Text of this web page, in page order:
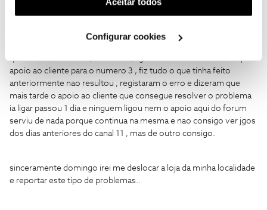
utilização dos cookies clicando em "Configurar
Configurar cookies
de casa começa a fazer sinais e depois a chamada cai e agora o
telefone da minha mae nao conhece o Cartao SIM dela que e da
apoio ao cliente para o numero 3 , fiz tudo o que tinha feito
anteriormente nao resultou , registaram o erro e dizeram que
mais tarde o apoio ao cliente que consegue resolver o problema
ia ligar passou 1 dia e ninguem ligou nem o apoio aqui do forum
serviu de nada porque continua na mesma e nao consigo ver jgos
dos dias anteriores do canal 11 , mas de outro consigo.
sinceramente domingo irei me deslocar a loja da minha localidade
e reportar este tipo de problemas..